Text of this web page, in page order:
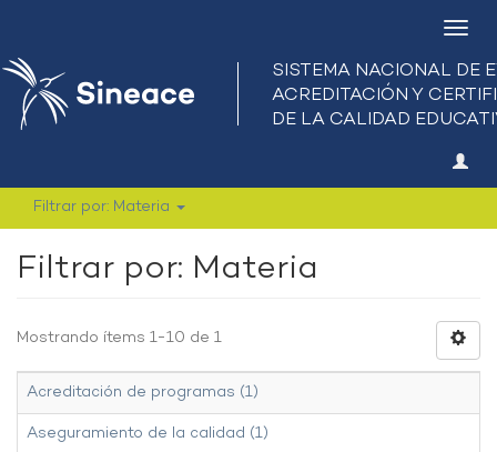
Filtrar por: Materia
Filtrar por: Materia
Mostrando ítems 1-10 de 1
Acreditación de programas (1)
Aseguramiento de la calidad (1)